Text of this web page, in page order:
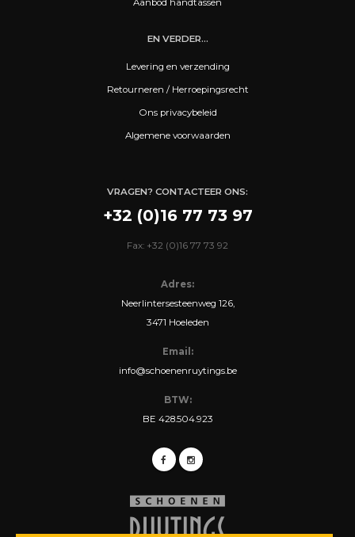
Aanbod handtassen
EN VERDER...
Levering en verzending
Retourneren / Herroepingsrecht
Ons privacybeleid
Algemene voorwaarden
VRAGEN? CONTACTEER ONS:
+32 (0)16 77 73 97
Fax: +32 (0)16 77 73 92
Adres:
Neerlintersesteenweg 126,
3471 Hoeleden
Email:
info@schoenenruytings.be
BTW:
BE 428.504.923